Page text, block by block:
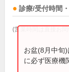
診療/受付時間
(営業時間は直接お問
お盆(8月中旬
に必ず医療機